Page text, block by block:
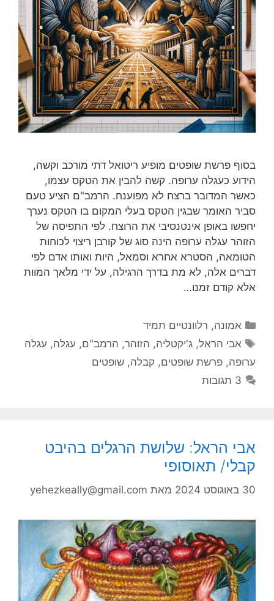
בסוף פרשת שופטים מופיע ריטואל דתי מורכב וקשה,
הידוע כעגלה ערופה. קשה להבין את הטקס עצמו,
כאשר המדובר ברצח לא מפוענח. הרמב"ם הציע טעם
סביר האומר שבגין הטקס בעלי המקום בו הטקס נערך
יחפשו באופן אינטנסיבי את הרוצח. לפי התפיסה של
הזוהר עגלה ערופה הינה סוג של קורבן ריצוי לכוחות
הטומאה, הסטרא אחרא וסמאל, היות ואותו אדם לפי
דברים אלה, לא מת בדרך הרגילה, על ידי מלאך המוות
אלא קודם זמנו…
קטגוריות
אמונה, רלוונטיים תמיד
תגיות
אבי הראל,ג'יקטליה, הזוהר, הרמב"ם, עגלה, עגלה
ערופה, פרשת שופטים, קבלה, שופטים
3 תגובות
אבי הראל: שלושת הרגלים בהיבט
קבלי/ תאוסופי
30 באוגוסט 2024 מאת yehezkeally@gmail.com